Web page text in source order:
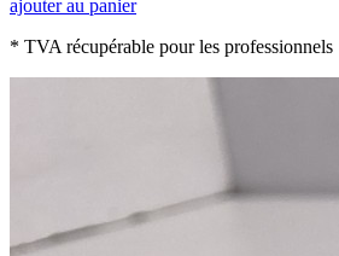
ajouter au panier
* TVA récupérable pour les professionnels